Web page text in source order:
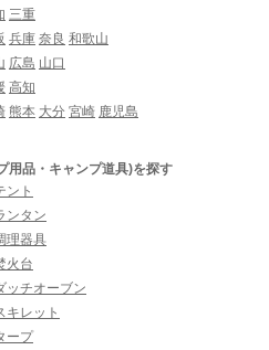
三重
兵庫 奈良 和歌山
広島 山口
高知
熊本 大分 宮崎 鹿児島
用品・キャンプ道具)を探す
ント
ンタン
理器具
火台
ッチオーブン
キレット
ープ